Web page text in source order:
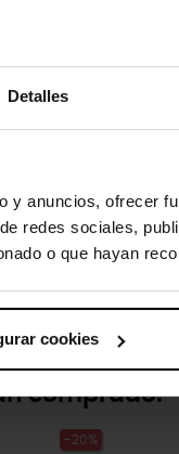
Detalles
y anuncios, ofrecer
redes sociales,
o que hayan
cookies
Son el
comprado:
-20%